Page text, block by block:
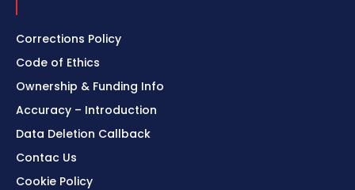
Corrections Policy
Code of Ethics
Ownership & Funding Info
Accuracy – Introduction
Data Deletion Callback
Contac Us
Cookie Policy